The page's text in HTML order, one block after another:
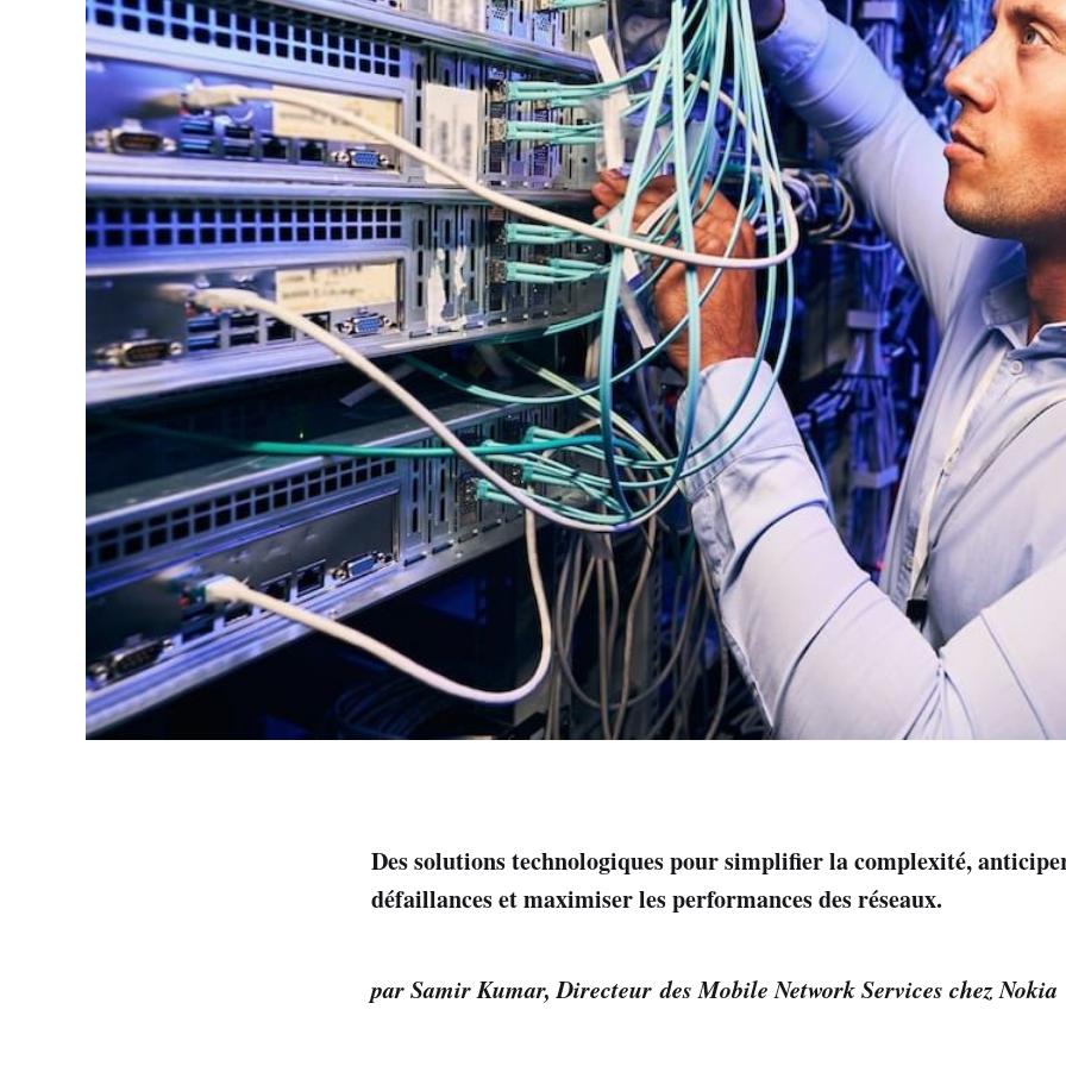
Des solutions technologiques pour simplifier la complexité,
défaillances et maximiser les performances des réseaux.
par Samir Kumar, Directeur des Mobile Network Services chez Nokia